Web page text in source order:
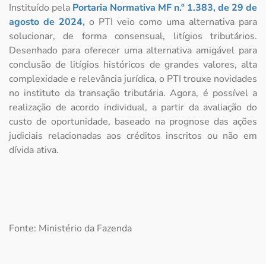
Instituído pela Portaria Normativa MF n.º 1.383, de 29 de
agosto de 2024, o PTI veio como uma alternativa para
solucionar, de forma consensual, litígios tributários.
Desenhado para oferecer uma alternativa amigável para
conclusão de litígios históricos de grandes valores, alta
complexidade e relevância jurídica, o PTI trouxe novidades
no instituto da transação tributária. Agora, é possível a
realização de acordo individual, a partir da avaliação do
custo de oportunidade, baseado na prognose das ações
judiciais relacionadas aos créditos inscritos ou não em
dívida ativa.
Fonte: Ministério da Fazenda